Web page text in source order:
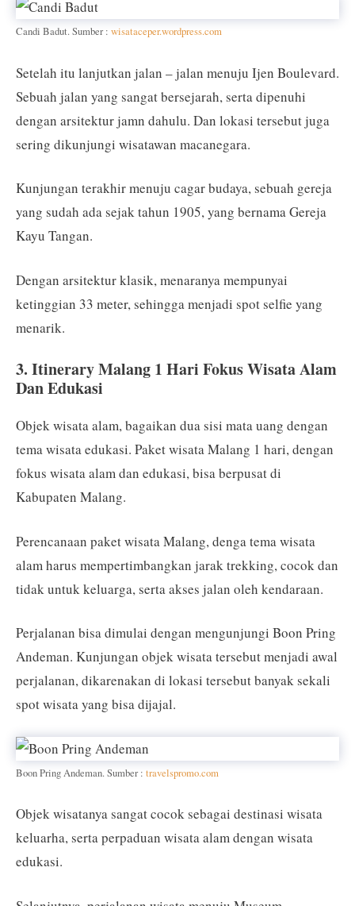
Candi Badut. Sumber : wisataceper.wordpress.com
Setelah itu lanjutkan jalan – jalan menuju Ijen Boulevard.
Sebuah jalan yang sangat bersejarah, serta dipenuhi
dengan arsitektur jamn dahulu. Dan lokasi tersebut juga
sering dikunjungi wisatawan macanegara.
Kunjungan terakhir menuju cagar budaya, sebuah gereja
yang sudah ada sejak tahun 1905, yang bernama Gereja
Kayu Tangan.
Dengan arsitektur klasik, menaranya mempunyai
ketinggian 33 meter, sehingga menjadi spot selfie yang
menarik.
3. Itinerary Malang 1 Hari Fokus Wisata Alam
Dan Edukasi
Objek wisata alam, bagaikan dua sisi mata uang dengan
tema wisata edukasi. Paket wisata Malang 1 hari, dengan
fokus wisata alam dan edukasi, bisa berpusat di
Kabupaten Malang.
Perencanaan paket wisata Malang, denga tema wisata
alam harus mempertimbangkan jarak trekking, cocok dan
tidak untuk keluarga, serta akses jalan oleh kendaraan.
Perjalanan bisa dimulai dengan mengunjungi Boon Pring
Andeman. Kunjungan objek wisata tersebut menjadi awal
perjalanan, dikarenakan di lokasi tersebut banyak sekali
spot wisata yang bisa dijajal.
Boon Pring Andeman. Sumber : travelspromo.com
Objek wisatanya sangat cocok sebagai destinasi wisata
keluarha, serta perpaduan wisata alam dengan wisata
edukasi.